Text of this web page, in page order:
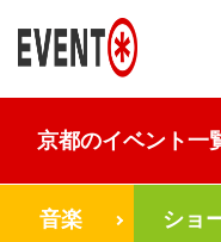
京都のイベント一
音楽 ショ